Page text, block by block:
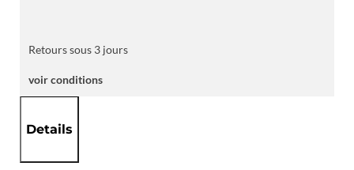
Retours sous 3 jours
voir conditions
Details